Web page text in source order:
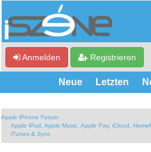
Anmelden Registrieren
Neue Letzten
Apple iPhone Forum
Apple iPod, Apple Music, Apple Pay, iCloud,
iTunes & Sync